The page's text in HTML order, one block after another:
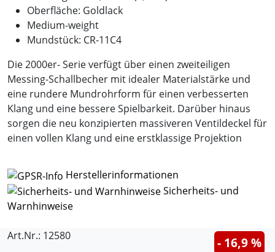
Oberfläche: Goldlack
Medium-weight
Mundstück: CR-11C4
Die 2000er- Serie verfügt über einen zweiteiligen
Messing-Schallbecher mit idealer Materialstärke und
eine rundere Mundrohrform für einen verbesserten
Klang und eine bessere Spielbarkeit. Darüber hinaus
sorgen die neu konzipierten massiveren Ventildeckel für
einen vollen Klang und eine erstklassige Projektion
Herstellerinformationen
Sicherheits- und
Warnhinweise
Art.Nr.: 12580 - 16,9 %